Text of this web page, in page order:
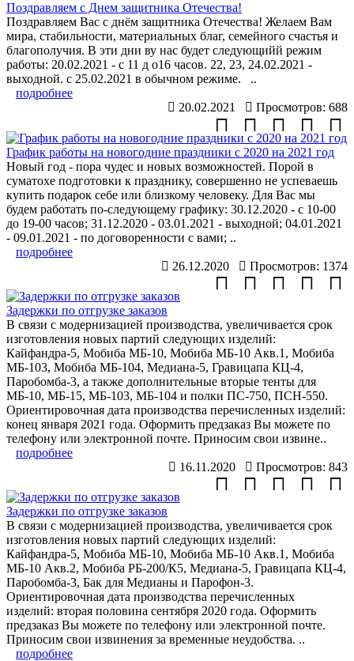
Поздравляем с Днем защитника Отечества!
Поздравляем Вас с днём защитника Отечества! Желаем Вам
мира, стабильности, материальных благ, семейного счастья и
благополучия. В эти дни ву нас будет следующийй режим
работы: 20.02.2021 - с 11 д о16 часов. 22, 23, 24.02.2021 -
выходной. с 25.02.2021 в обычном режиме. ..
подробнее
20.02.2021
Просмотров: 688
График работы на новогодние праздники с 2020 на 2021 год
Новый год - пора чудес и новых возможностей. Порой в
суматохе подготовки к празднику, совершенно не успеваешь
купить подарок себе или близкому человеку. Для Вас мы
будем работать по-следующему графику: 30.12.2020 - с 10-00
до 19-00 часов; 31.12.2020 - 03.01.2021 - выходной; 04.01.2021
- 09.01.2021 - по договоренности с вами; ..
подробнее
26.12.2020
Просмотров: 1374
Задержки по отгрузке заказов
В связи с модернизацией производства, увеличивается срок
изготовления новых партий следующих изделий:
Кайфандра-5, Мобиба МБ-10, Мобиба МБ-10 Акв.1, Мобиба
МБ-103, Мобиба МБ-104, Медиана-5, Гравицапа КЦ-4,
Паробомба-3, а также дополнительные вторые тенты для
МБ-10, МБ-15, МБ-103, МБ-104 и полки ПС-750, ПСН-550.
Ориентировочная дата производства перечисленных изделий:
конец января 2021 года. Оформить предзаказ Вы можете по
телефону или электронной почте. Приносим свои извине..
подробнее
16.11.2020
Просмотров: 843
Задержки по отгрузке заказов
В связи с модернизацией производства, увеличивается срок
изготовления новых партий следующих изделий:
Кайфандра-5, Мобиба МБ-10, Мобиба МБ-10 Акв.1, Мобиба
МБ-10 Акв.2, Мобиба РБ-200/К5, Медиана-5, Гравицапа КЦ-4,
Паробомба-3, Бак для Медианы и Парофон-3.
Ориентировочная дата производства перечисленных
изделий: вторая половина сентября 2020 года. Оформить
предзаказ Вы можете по телефону или электронной почте.
Приносим свои извинения за временные неудобства. ..
подробнее